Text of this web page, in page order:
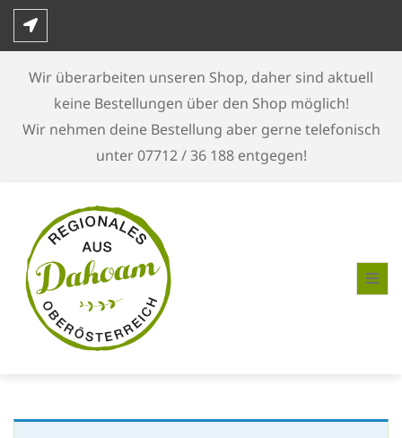
Skip
Wir überarbeiten unseren Shop, daher sind aktuell
keine Bestellungen über den Shop möglich!
Wir nehmen deine Bestellung aber gerne telefonisch
unter 07712 / 36 188 entgegen!